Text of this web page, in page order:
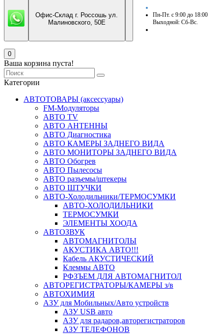
Офис-Склад г. Россошь ул.
Малиновского, 50Е
Пн-Пт. с 9:00 до 18:00
Выходной: Сб-Вс.
0
Ваша корзина пуста!
Категории
АВТОТОВАРЫ (аксессуары)
FM-Модуляторы
АВТО TV
АВТО АНТЕННЫ
АВТО Диагностика
АВТО КАМЕРЫ ЗАДНЕГО ВИДА
АВТО МОНИТОРЫ ЗАДНЕГО ВИДА
АВТО Обогрев
АВТО Пылесосы
АВТО разъемы/штекеры
АВТО ШТУЧКИ
АВТО-Холодильники/ТЕРМОСУМКИ
АВТО-ХОЛОДИЛЬНИКИ
ТЕРМОСУМКИ
ЭЛЕМЕНТЫ ХООДА
АВТОЗВУК
АВТОМАГНИТОЛЫ
АКУСТИКА АВТО!!!
Кабель АКУСТИЧЕСКИЙ
Клеммы АВТО
РФЗЪЕМ ДЛЯ АВТОМАГНИТОЛ
АВТОРЕГИСТРАТОРЫ/КАМЕРЫ з/в
АВТОХИМИЯ
АЗУ для Мобильных/Авто устройств
АЗУ USB авто
АЗУ для радаров,авторегистраторов
АЗУ ТЕЛЕФОНОВ